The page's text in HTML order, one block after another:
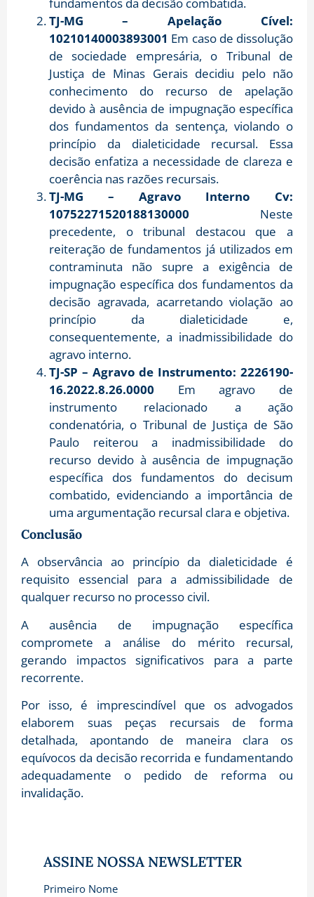
fundamentos da decisão combatida.
TJ-MG – Apelação Cível:
10210140003893001 Em caso de dissolução
de sociedade empresária, o Tribunal de
Justiça de Minas Gerais decidiu pelo não
conhecimento do recurso de apelação
devido à ausência de impugnação específica
dos fundamentos da sentença, violando o
princípio da dialeticidade recursal. Essa
decisão enfatiza a necessidade de clareza e
coerência nas razões recursais.
TJ-MG – Agravo Interno Cv:
10752271520188130000 Neste
precedente, o tribunal destacou que a
reiteração de fundamentos já utilizados em
contraminuta não supre a exigência de
impugnação específica dos fundamentos da
decisão agravada, acarretando violação ao
princípio da dialeticidade e,
consequentemente, a inadmissibilidade do
agravo interno.
TJ-SP – Agravo de Instrumento: 2226190-
16.2022.8.26.0000 Em agravo de
instrumento relacionado a ação
condenatória, o Tribunal de Justiça de São
Paulo reiterou a inadmissibilidade do
recurso devido à ausência de impugnação
específica dos fundamentos do decisum
combatido, evidenciando a importância de
uma argumentação recursal clara e objetiva.
Conclusão
A observância ao princípio da dialeticidade é
requisito essencial para a admissibilidade de
qualquer recurso no processo civil.
A ausência de impugnação específica
compromete a análise do mérito recursal,
gerando impactos significativos para a parte
recorrente.
Por isso, é imprescindível que os advogados
elaborem suas peças recursais de forma
detalhada, apontando de maneira clara os
equívocos da decisão recorrida e fundamentando
adequadamente o pedido de reforma ou
invalidação.
ASSINE NOSSA NEWSLETTER
Primeiro Nome